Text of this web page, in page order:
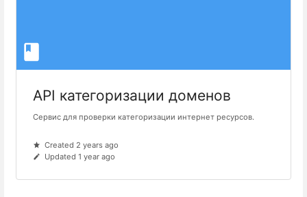
API категоризации доменов
Сервис для проверки категоризации интернет ресурсов.
Created 2 years ago
Updated 1 year ago